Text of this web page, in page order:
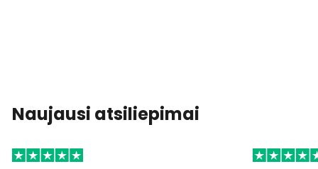
Naujausi atsiliepimai